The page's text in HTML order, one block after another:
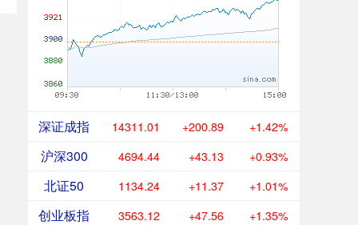
深证成指 14311.01 +200.89 +1.42%
沪深300 4694.44 +43.13 +0.93%
北证50 1134.24 +11.37 +1.01%
创业板指 3563.12 +47.56 +1.35%